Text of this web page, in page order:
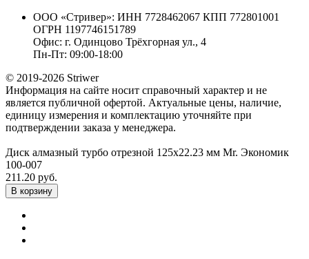
ООО «Стривер»: ИНН 7728462067 КПП 772801001
ОГРН 1197746151789
Офис: г. Одинцово Трёхгорная ул., 4
Пн-Пт: 09:00-18:00
© 2019-2026 Striwer
Информация на сайте носит справочный характер и не
является публичной офертой. Актуальные цены, наличие,
единицу измерения и комплектацию уточняйте при
подтверждении заказа у менеджера.
Диск алмазный турбо отрезной 125х22.23 мм Mr. Экономик
100-007
211.20 руб.
В корзину